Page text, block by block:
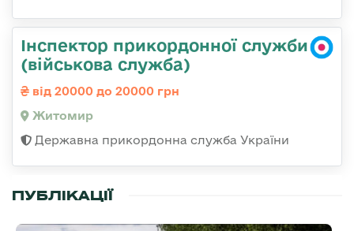
Інспектор прикордонної служби
(військова служба)
від 20000 до 20000 грн
Житомир
Державна прикордонна служба України
ПУБЛІКАЦІЇ